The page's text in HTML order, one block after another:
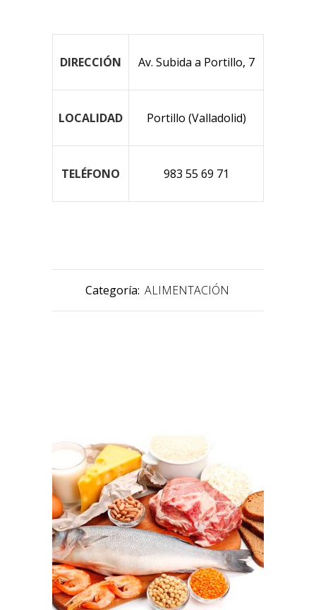
DIRECCIÓN Av. Subida a Portillo, 7
LOCALIDAD Portillo (Valladolid)
TELÉFONO 983 55 69 71
Categoría: ALIMENTACIÓN